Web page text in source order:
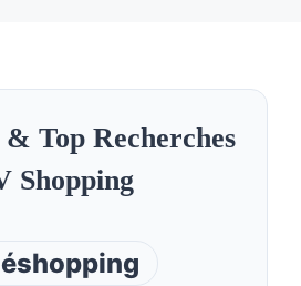
& Top Recherches
Shopping